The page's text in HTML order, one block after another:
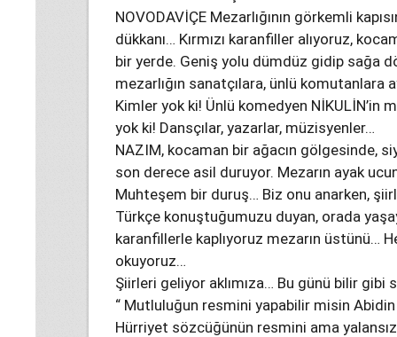
NOVODAVİÇE Mezarlığının görkemli
dükkanı… Kırmızı karanfiller alıyoruz,
bir yerde. Geniş yolu dümdüz gidip sağa
mezarlığın sanatçılara, ünlü komutanlara
Kimler yok ki! Ünlü komedyen NİKULİN’in
yok ki! Dansçılar, yazarlar, müzisyenler…
NAZIM, kocaman bir ağacın gölgesinde,
son derece asil duruyor. Mezarın ayak
Muhteşem bir duruş… Biz onu anarken,
Türkçe konuştuğumuzu duyan, orada
karanfillerle kaplıyoruz mezarın üstünü…
okuyoruz…
Şiirleri geliyor aklımıza… Bu günü bilir gibi
“ Mutluluğun resmini yapabilir misin Abidin
Hürriyet sözcüğünün resmini ama